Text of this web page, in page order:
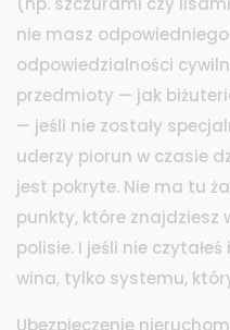
nie masz
odpowiedzialności
przedmioty — jak
— jeśli nie zostały
uderzy piorun w czasie
jest pokryte. Nie ma tu
punkty, które znajdziesz
polisie. I jeśli nie
wina, tylko systemu,
Ubezpieczenie